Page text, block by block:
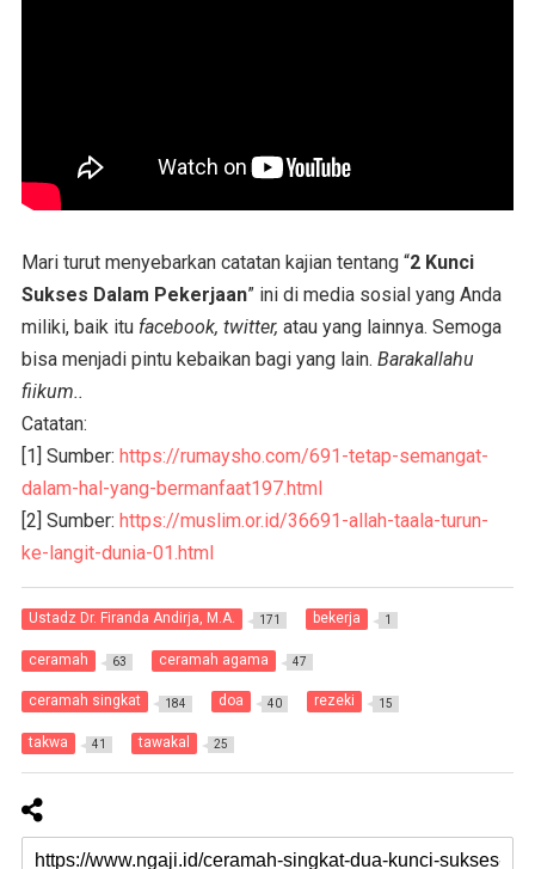
Mari turut menyebarkan catatan kajian tentang “2 Kunci
Sukses Dalam Pekerjaan” ini di media sosial yang Anda
miliki, baik itu facebook, twitter, atau yang lainnya. Semoga
bisa menjadi pintu kebaikan bagi yang lain. Barakallahu
fiikum..
Catatan:
[1] Sumber: https://rumaysho.com/691-tetap-semangat-
dalam-hal-yang-bermanfaat197.html
[2] Sumber: https://muslim.or.id/36691-allah-taala-turun-
ke-langit-dunia-01.html
Ustadz Dr. Firanda Andirja, M.A. 171 bekerja 1
ceramah 63 ceramah agama 47
ceramah singkat 184 doa 40 rezeki 15
takwa 41 tawakal 25